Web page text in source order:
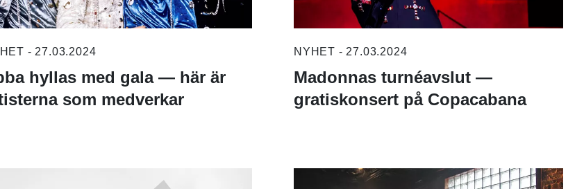
- 27.03.2024
hyllas med gala — här är
som medverkar
NYHET - 27.03.2024
Madonnas turnéavslut —
gratiskonsert på Copacabana